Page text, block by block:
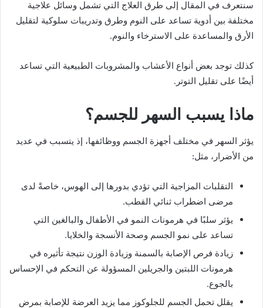
سنتعرف في المقال إلى طرق العلاج التي تشمل وسائل علاجية
مختلفة بين أدوية تساعد على النوم وطرق وتدريبات سلوكية لتقليل
الأرق والمساعدة على الاسترخاء والنوم.
كذلك توجد بعض أنواع الأعشاب والمشروبات الطبيعية التي تساعد
أيضًا على تقليل التوتر.
ماذا يسبب السهر للجسم؟
يؤثر السهر في مختلف أجهزة الجسم ووظائفها، إذ يتسبب في عديد
من الأضرار، مثل:
التقلبات المزاجية التي تؤدي بدورها إلى الهوس، خاصةً لدى
مرضى اضطراب ثنائي القطب.
يؤثر سلبًا في هرمونات النمو في الأطفال والبالغين التي
تساعد على نمو الجسم وصحة الأنسجة والخلايا.
زيادة فرص الإصابة بالسمنة وزيادة الوزن نتيجة تأثيره في
هرمونات اللبتين والجريلين المسؤولة عن التحكم في الإحساس
بالجوع.
يقلل تحمل الجسم للجلوكوز مما يزيد العرضة للإصابة بمرض